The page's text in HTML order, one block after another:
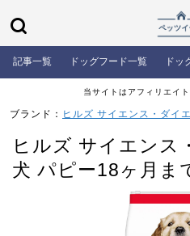
記事一覧 ドッグフード一覧 ドッ
当サイトはアフィリエイ
ブランド： ヒルズ サイエンス・ダイ
ヒルズ サイエンス
犬 パピー18ヶ月ま